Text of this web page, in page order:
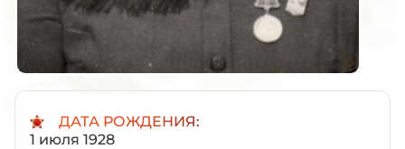
ДАТА РОЖДЕНИЯ:
1 июля 1928